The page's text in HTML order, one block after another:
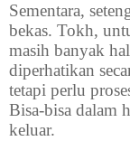
Sementara,
bekas. Tokh,
masih banyak
diperhatikan
tetapi perlu
Bisa-bisa dalam
keluar.